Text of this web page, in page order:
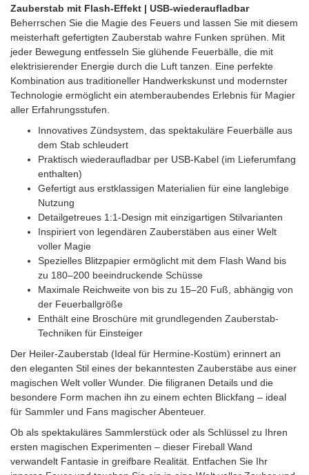
Zauberstab mit Flash-Effekt | USB-wiederaufladbar
Beherrschen Sie die Magie des Feuers und lassen Sie mit diesem
meisterhaft gefertigten Zauberstab wahre Funken sprühen. Mit
jeder Bewegung entfesseln Sie glühende Feuerbälle, die mit
elektrisierender Energie durch die Luft tanzen. Eine perfekte
Kombination aus traditioneller Handwerkskunst und modernster
Technologie ermöglicht ein atemberaubendes Erlebnis für Magier
aller Erfahrungsstufen.
Innovatives Zündsystem, das spektakuläre Feuerbälle aus
dem Stab schleudert
Praktisch wiederaufladbar per USB-Kabel (im Lieferumfang
enthalten)
Gefertigt aus erstklassigen Materialien für eine langlebige
Nutzung
Detailgetreues 1:1-Design mit einzigartigen Stilvarianten
Inspiriert von legendären Zauberstäben aus einer Welt
voller Magie
Spezielles Blitzpapier ermöglicht mit dem Flash Wand bis
zu 180–200 beeindruckende Schüsse
Maximale Reichweite von bis zu 15–20 Fuß, abhängig von
der Feuerballgröße
Enthält eine Broschüre mit grundlegenden Zauberstab-
Techniken für Einsteiger
Der Heiler-Zauberstab (Ideal für Hermine-Kostüm) erinnert an
den eleganten Stil eines der bekanntesten Zauberstäbe aus einer
magischen Welt voller Wunder. Die filigranen Details und die
besondere Form machen ihn zu einem echten Blickfang – ideal
für Sammler und Fans magischer Abenteuer.
Ob als spektakuläres Sammlerstück oder als Schlüssel zu Ihren
ersten magischen Experimenten – dieser Fireball Wand
verwandelt Fantasie in greifbare Realität. Entfachen Sie Ihr